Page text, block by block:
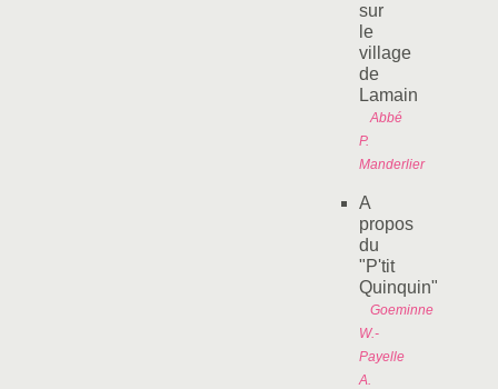
sur
le
village
de
Lamain
Abbé
P.
Manderlier
A
propos
du
"P'tit
Quinquin"
Goeminne
W.-
Payelle
A.